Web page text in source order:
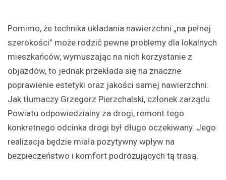
Pomimo, że technika układania nawierzchni „na pełnej
szerokości” może rodzić pewne problemy dla lokalnych
mieszkańców, wymuszając na nich korzystanie z
objazdów, to jednak przekłada się na znaczne
poprawienie estetyki oraz jakości samej nawierzchni.
Jak tłumaczy Grzegorz Pierzchalski, członek zarządu
Powiatu odpowiedzialny za drogi, remont tego
konkretnego odcinka drogi był długo oczekiwany. Jego
realizacja będzie miała pozytywny wpływ na
bezpieczeństwo i komfort podróżujących tą trasą.